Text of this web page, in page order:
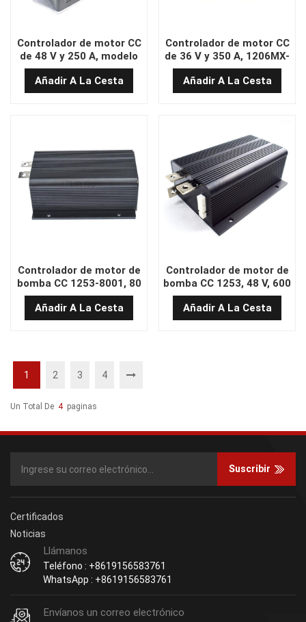
Controlador de motor CC
de 48 V y 250 A, modelo
1206HB-5201
Añadir A La Cesta
Controlador de motor CC
de 36 V y 350 A, 1206MX-
4301
Añadir A La Cesta
Controlador de motor de
bomba CC 1253-8001, 80
V, 600 A, CC
Añadir A La Cesta
Controlador de motor de
bomba CC 1253, 48 V, 600
A, 1253-4802 y 1253-
4804
Añadir A La Cesta
1 2 3 4
Un Total De 4 Paginas
Suscribir
Certificados
Noticias
Llámanos
Teléfono : +8619156583761
WhatsApp : +8619156583761
Envíanos un correo electrónico